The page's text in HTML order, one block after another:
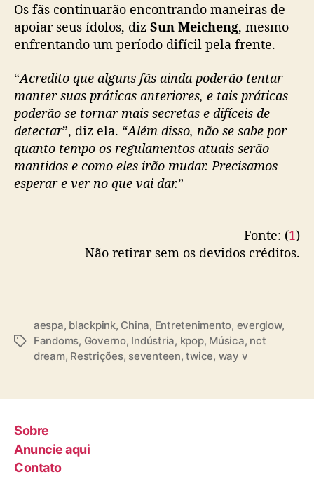
Os fãs continuarão encontrando maneiras de
apoiar seus ídolos, diz Sun Meicheng, mesmo
enfrentando um período difícil pela frente.
“Acredito que alguns fãs ainda poderão tentar
manter suas práticas anteriores, e tais práticas
poderão se tornar mais secretas e difíceis de
detectar”, diz ela. “Além disso, não se sabe por
quanto tempo os regulamentos atuais serão
mantidos e como eles irão mudar. Precisamos
esperar e ver no que vai dar.”
Fonte: (1)
Não retirar sem os devidos créditos.
T
aespa, blackpink, China, Entretenimento, everglow,
Fandoms, Governo, Indústria, kpop, Música, nct
dream, Restrições, seventeen,twice, way v
Sobre
Anuncie aqui
Contato